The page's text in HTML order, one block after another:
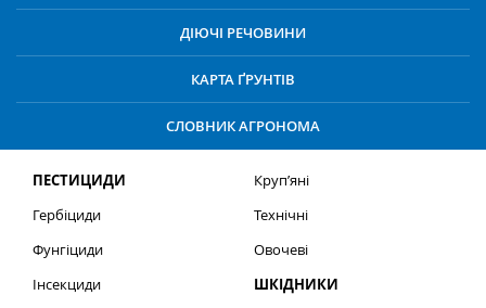
ДІЮЧІ РЕЧОВИНИ
КАРТА ҐРУНТІВ
СЛОВНИК АГРОНОМА
ПЕСТИЦИДИ
Гербіциди
Фунгіциди
Інсекциди
Круп’яні
Технічні
Овочеві
ШКІДНИКИ